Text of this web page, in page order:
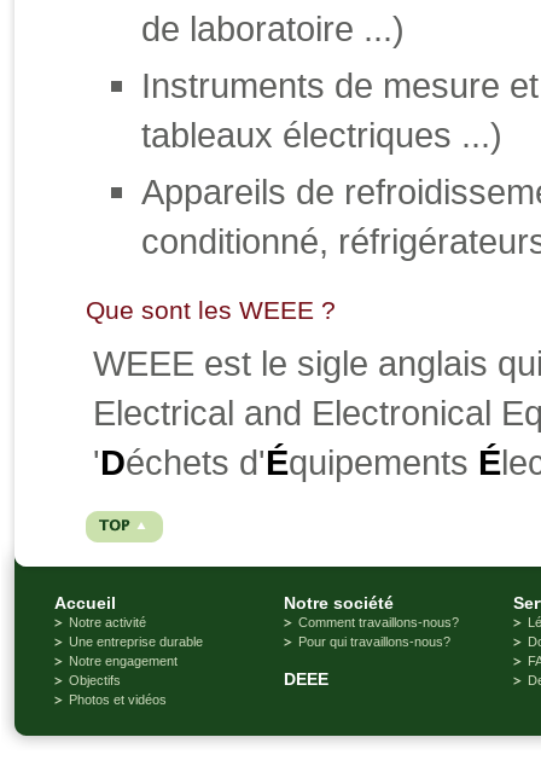
de laboratoire ...)
Instruments de mesure
tableaux électriques ...)
Appareils de
conditionné,
Que sont les WEEE ?
WEEE est le sigle anglais
Electrical and Electronical
'Déchets d'Équipements É
Accueil
Notre activité
Une entreprise durable
Notre engagement
Objectifs
Photos et vidéos
Notre société
Comment travaillons-nous?
Pour qui travaillons-nous?
DEEE